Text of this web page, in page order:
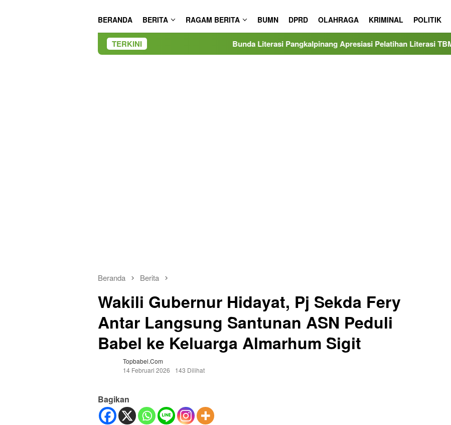
BERANDA BERITA RAGAM BERITA BUMN DPRD OLAHRAGA KRIMINAL POLITIK
TERKINI Bunda Literasi Pangkalpinang Apresiasi Pelatihan Literasi TBM Arisya
Beranda Berita
Wakili Gubernur Hidayat, Pj Sekda Fery
Antar Langsung Santunan ASN Peduli
Babel ke Keluarga Almarhum Sigit
Topbabel.com
14 Februari 2026
143 Dilihat
Bagikan